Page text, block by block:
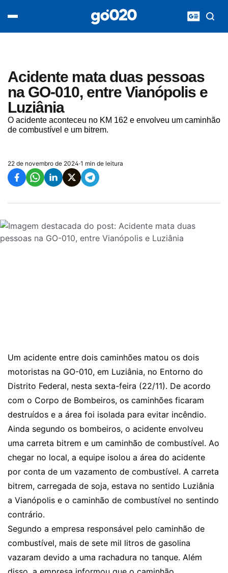
Acidente mata duas pessoas
na GO-010, entre Vianópolis e
Luziânia
O acidente aconteceu no KM 162 e envolveu um caminhão
de combustível e um bitrem.
22 de novembro de 2024·1 min de leitura
Um acidente entre dois caminhões matou os dois
motoristas na GO-010, em Luziânia, no Entorno do
Distrito Federal, nesta sexta-feira (22/11). De acordo
com o Corpo de Bombeiros, os caminhões ficaram
destruídos e a área foi isolada para evitar incêndio.
Ainda segundo os bombeiros, o acidente envolveu
uma carreta bitrem e um caminhão de combustível. Ao
chegar no local, a equipe isolou a área do acidente
por conta de um vazamento de combustível. A carreta
bitrem, carregada de soja, estava no sentido Luziânia
a Vianópolis e o caminhão de combustível no sentindo
contrário.
Segundo a empresa responsável pelo caminhão de
combustível, mais de sete mil litros de gasolina
vazaram devido a uma rachadura no tanque. Além
acontece agora
entretenimento
vídeos
pod020